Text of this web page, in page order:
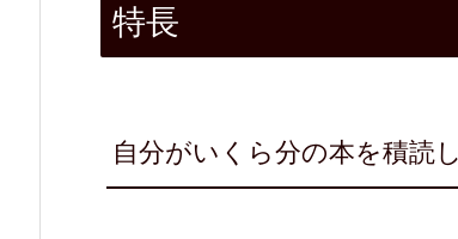
の
か
特長
自分がいくら分の本を積読